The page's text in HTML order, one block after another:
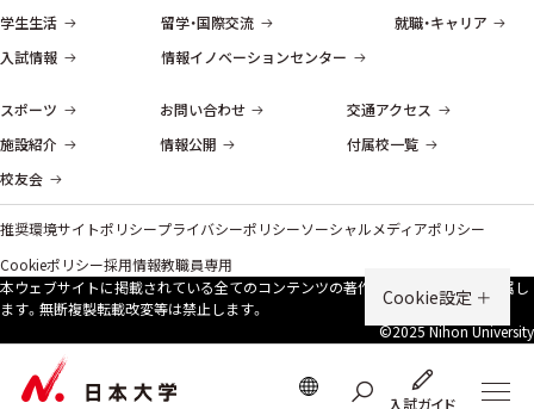
入試ガイド
Cookie設定
学生生活
留学・国際交流
就職・キャリア
入試情報
情報イノベーションセンター
スポーツ お問い合わせ
交通アクセス
施設紹介
情報公開
付属校一覧
校友会
推奨環境サイトポリシープライバシーポリシーソーシャルメディアポリシー
Cookieポリシー採用情報教職員専用
本ウェブサイトに掲載されている全てのコンテンツの著作権は、原則、本学に帰属し
ます。無断複製転載改変等は禁⽌します。
©2025 Nihon University